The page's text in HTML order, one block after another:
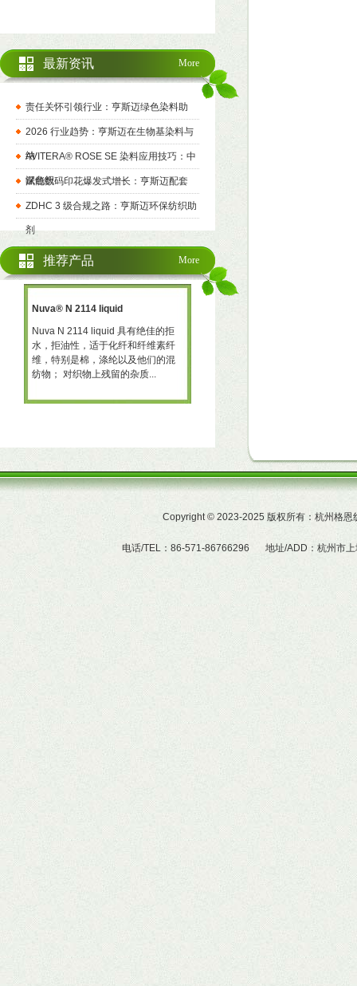
More
最新资讯
责任关怀引领行业：亨斯迈绿色染料助
2026 行业趋势：亨斯迈在生物基染料与
纳
AVITERA® ROSE SE 染料应用技巧：中
深色织
赋能数码印花爆发式增长：亨斯迈配套
ZDHC 3 级合规之路：亨斯迈环保纺织助
剂
More
推荐产品
Nuva® N 2114 liquid
Nuva N 2114 liquid 具有绝佳的拒
水，拒油性，适于化纤和纤维素纤
维，特别是棉，涤纶以及他们的混
纺物； 对织物上残留的杂质...
水、拒油整理剂。 产品特性  赋予
Copyright© 2023-2025 版权所有：杭州格
电话/TEL：86-571-86766296 地址/ADD：杭州市